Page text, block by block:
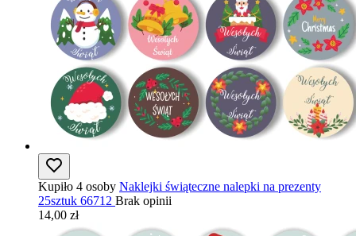
Kupiło 4 osoby Naklejki świąteczne nalepki na prezenty
25sztuk 66712 Brak opinii
14,00 zł